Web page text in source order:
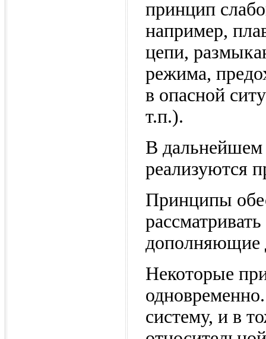
принцип
например,
цепи,
режима,
в опасной
т.п.).
В
реализуются
Принципы
дополняющие
Некоторые
систему, и в